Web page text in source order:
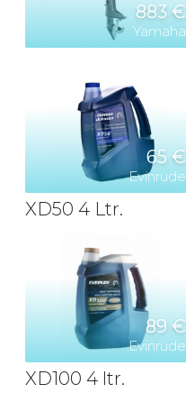
883 €
Yamaha
65 €
Evinrude
XD50 4 Ltr.
89 €
Evinrude
XD100 4 ltr.